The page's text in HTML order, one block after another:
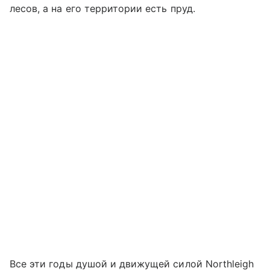
лесов, а на его территории есть пруд.
Все эти годы душой и движущей силой Northleigh